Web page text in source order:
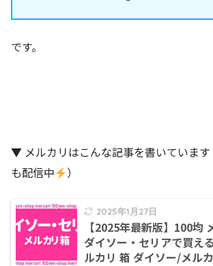
です。
▼ メルカリはこんな記事を書いています
も配信中
）
2025年1月27日
【2025年最新版】100均
ダイソー・セリアで買え
ルカリ 箱 ダイソー/メル